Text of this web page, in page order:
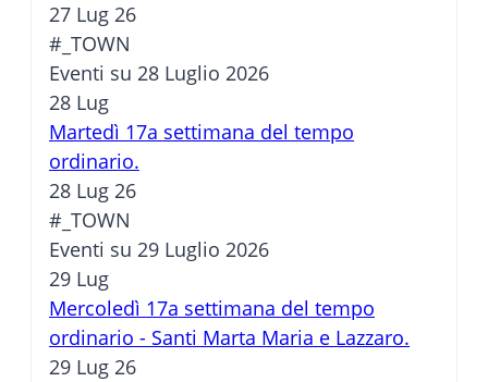
27 Lug 26
#_TOWN
Eventi su 28 Luglio 2026
28 Lug
Martedì 17a settimana del tempo
ordinario.
28 Lug 26
#_TOWN
Eventi su 29 Luglio 2026
29 Lug
Mercoledì 17a settimana del tempo
ordinario - Santi Marta Maria e Lazzaro.
29 Lug 26